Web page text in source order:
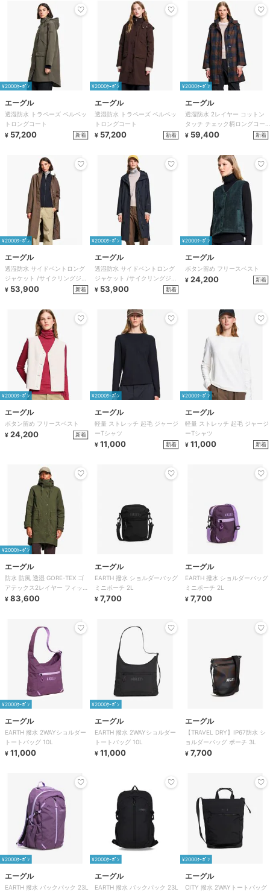
¥2000ｸｰﾎﾟﾝ
エーグル
透湿防水 トラペーズ ベルベッ
トロングコート
¥ 57,200 新着
¥2000ｸｰﾎﾟﾝ
エーグル
透湿防水 トラペーズ ベルベッ
トロングコート
¥ 57,200 新着
¥2000ｸｰﾎﾟﾝ
エーグル
透湿防水 2レイヤー コットン
タッチ チェック柄ロングコー
ト
¥ 59,400 新着
¥2000ｸｰﾎﾟﾝ
エーグル
透湿防水 サイドベントロング
ジャケット /サイクリングジャ
ケット
¥ 53,900 新着
¥2000ｸｰﾎﾟﾝ
エーグル
透湿防水 サイドベントロング
ジャケット /サイクリングジャ
ケット
¥ 53,900 新着
¥2000ｸｰﾎﾟﾝ
エーグル
ボタン留め フリースベスト
¥ 24,200 新着
¥2000ｸｰﾎﾟﾝ
エーグル
ボタン留め フリースベスト
¥ 24,200 新着
¥2000ｸｰﾎﾟﾝ
エーグル
軽量 ストレッチ 起毛 ジャージ
ーTシャツ
¥ 11,000 新着
¥2000ｸｰﾎﾟﾝ
エーグル
軽量 ストレッチ 起毛 ジャージ
ーTシャツ
¥ 11,000 新着
¥2000ｸｰﾎﾟﾝ
エーグル
防水 防風 透湿 GORE-TEX ゴ
アテックス2レイヤー フィッシ
ュテールロングジャケット T-K
¥ 83,600
エーグル
EARTH 撥水 ショルダーバッグ
ミニポーチ 2L
¥ 7,700
エーグル
EARTH 撥水 ショルダーバッグ
ミニポーチ 2L
¥ 7,700
¥2000ｸｰﾎﾟﾝ
エーグル
EARTH 撥水 2WAYショルダー
トートバッグ 10L
¥ 11,000
¥2000ｸｰﾎﾟﾝ
エーグル
EARTH 撥水 2WAYショルダー
トートバッグ 10L
¥ 11,000
エーグル
【TRAVEL DRY】IP67防水 シ
ョルダーバッグ ポーチ 3L
¥ 7,700
¥2000ｸｰﾎﾟﾝ
エーグル
EARTH 撥水 バックパック 23L
¥2000ｸｰﾎﾟﾝ
エーグル
EARTH 撥水 バックパック 23L
¥2000ｸｰﾎﾟﾝ
エーグル
CITY 撥水 2WAYトートバッグ